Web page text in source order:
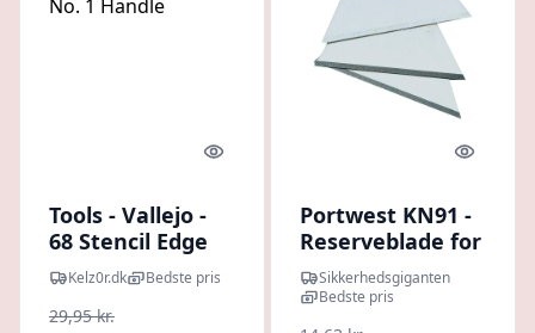
Quick look
Tools - Vallejo -
68 Stencil Edge
Blades (5) for No.
1 Handle
Kelz0r.dk Bedste pris
29,95 kr.
Quick
Portwest KN91 -
Reserveblade for
KN30 og KN40
kniv 10 stk. | |
Sikkerhedsgiganten
Bedste pris